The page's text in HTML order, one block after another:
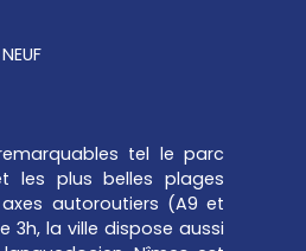
tel le parc
les plus belles plages
autoroutiers (A9 et
3h, la ville dispose aussi